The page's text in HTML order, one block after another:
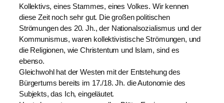
Kollektivs, eines Stammes, eines Volkes. Wir kennen
diese Zeit noch sehr gut. Die großen politischen
Strömungen des 20. Jh., der Nationalsozialismus und der
Kommunismus, waren kollektivistische Strömungen, und
die Religionen, wie Christentum und Islam, sind es
ebenso.
Gleichwohl hat der Westen mit der Entstehung des
Bürgertums bereits im 17./18. Jh. die Autonomie des
Subjekts, das Ich, eingeläutet.